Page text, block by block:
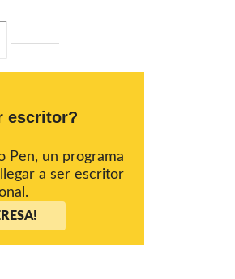
escritor?
Pen, un programa
a ser escritor